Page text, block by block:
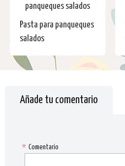
Pasta para panqueques
salados
Añade tu comentario
Comentario
*